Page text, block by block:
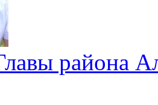
района